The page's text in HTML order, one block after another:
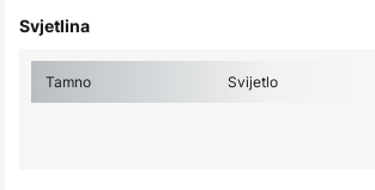
Svjetlina
Tamno Svijetlo